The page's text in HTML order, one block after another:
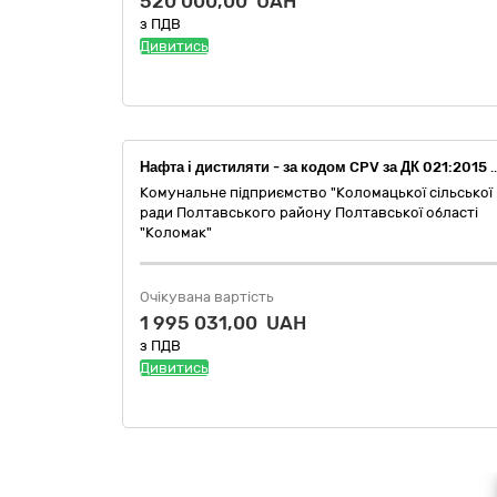
з ПДВ
Дивитись
Нафта і дистиляти - за кодом CPV за ДК 021:2015 -09130000-9 (Бензин А-95 , відповідний
Комунальне підприємство "Коломацької сільської
ради Полтавського району Полтавської області
"Коломак"
Очікувана вартість
1 995 031,00 UAH
з ПДВ
Дивитись